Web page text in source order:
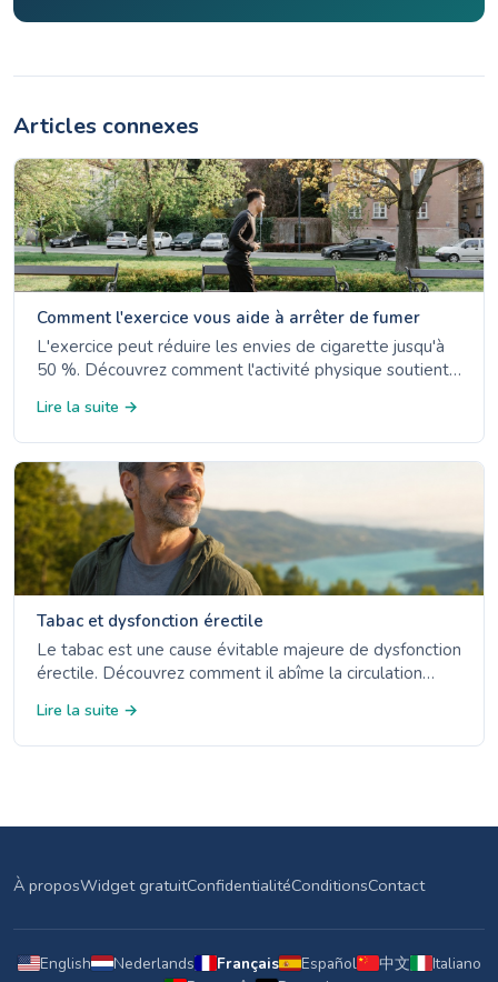
Articles connexes
Comment l'exercice vous aide à arrêter de fumer
L'exercice peut réduire les envies de cigarette jusqu'à
50 %. Découvrez comment l'activité physique soutient
améliore votre bien-être mental.
Lire la suite →
Tabac et dysfonction érectile
Le tabac est une cause évitable majeure de dysfonction
érectile. Découvrez comment il abîme la circulation
après l'arrêt.
Lire la suite →
À proposWidget gratuitConfidentialitéConditionsContact
English Nederlands Français Español 中文
Italiano